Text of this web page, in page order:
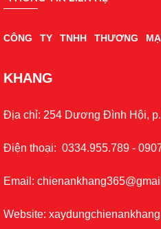
CÔNG TY TNHH THƯƠNG
KHANG
Địa chỉ: 254 Dương Đình Hội,
Điện thoại: 0334.955.789 -
Email:
Website: